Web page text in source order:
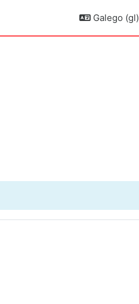
Galego ‎(gl)‎